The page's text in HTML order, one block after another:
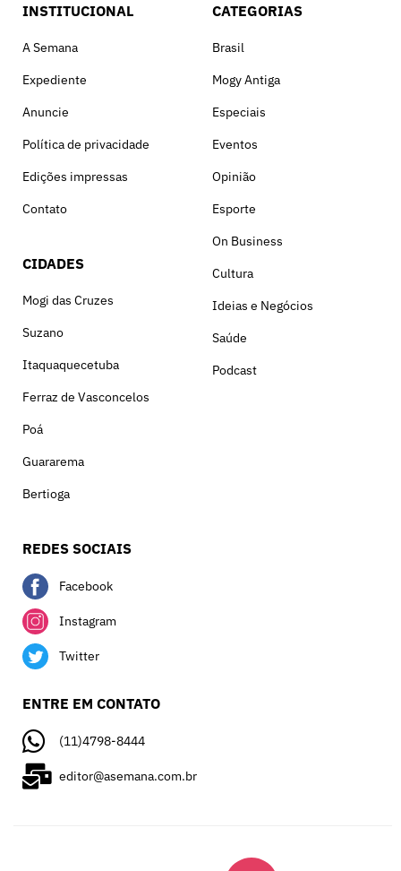
INSTITUCIONAL
A Semana
Expediente
Anuncie
Política de privacidade
Edições impressas
Contato
CIDADES
Mogi das Cruzes
Suzano
Itaquaquecetuba
Ferraz de Vasconcelos
Poá
Guararema
Bertioga
CATEGORIAS
Brasil
Mogy Antiga
Especiais
Eventos
Opinião
Esporte
On Business
Cultura
Ideias e Negócios
Saúde
Podcast
REDES SOCIAIS
Facebook
Instagram
Twitter
ENTRE EM CONTATO
(11)4798-8444
editor@asemana.com.br